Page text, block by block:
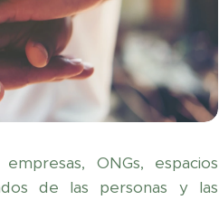
ONGs, espacios
de las personas y las